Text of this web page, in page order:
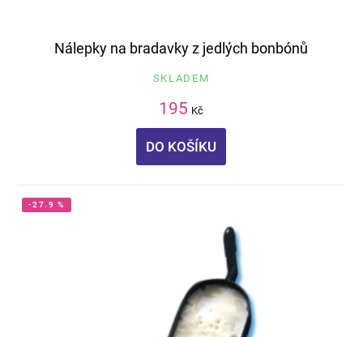
Nálepky na bradavky z jedlých bonbónů
SKLADEM
195 Kč
DO KOŠÍKU
-27.9 %